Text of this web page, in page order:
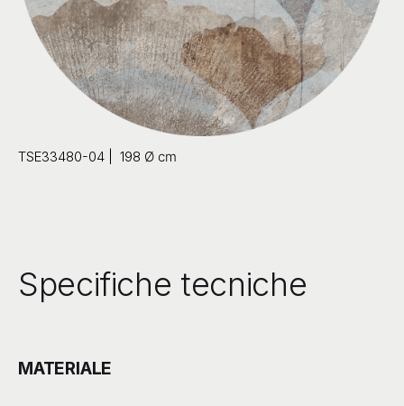
TSE33480-04 | 198 Ø cm
Specifiche tecniche
MATERIALE